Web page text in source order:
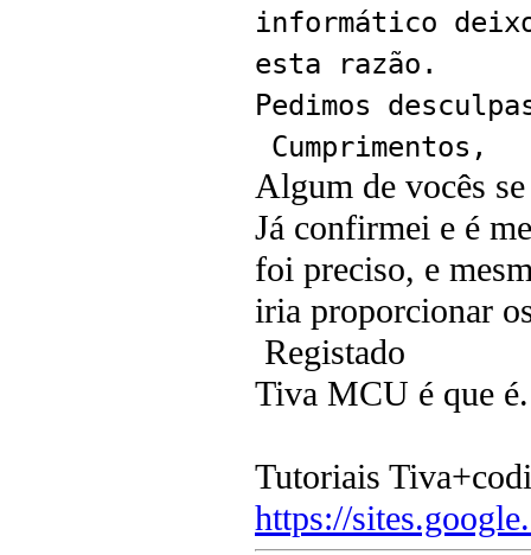
informático
esta razão.
Pedimos
Cumprimentos,
Algum de vocês
Já confirmei e é
foi preciso, e
iria proporcionar
Registado
Tiva MCU é que é.
Tutoriais
https://